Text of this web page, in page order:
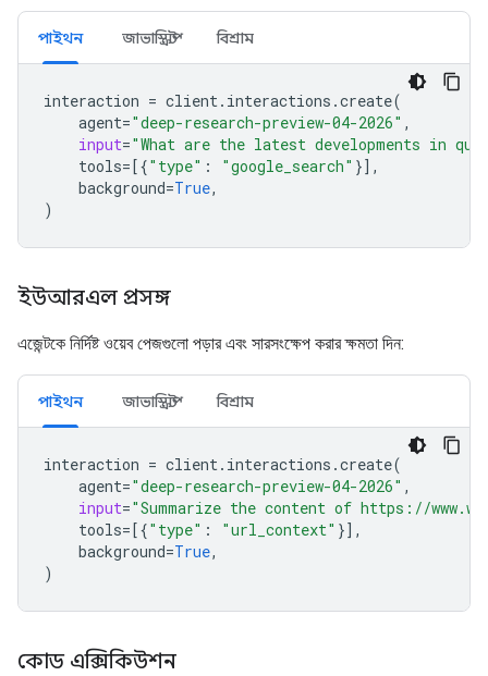
পাইথন জাভাস্ক্রিপ্ট বিশ্রাম
interaction = client. interactions .create(
agent="deep-research-preview-04-2026" ,
input="What are the latest developments in
tools=[{"type" : "google_search" }],
background=True,
)
ইউআরএল প্রসঙ্গ
এজেন্টকে নির্দিষ্ট ওয়েব পেজগুলো পড়ার এবং সারসংক্ষেপ করার ক্ষমতা দিন:
পাইথন জাভাস্ক্রিপ্ট বিশ্রাম
interaction = client. interactions .create(
agent="deep-research-preview-04-2026" ,
input="Summarize the content of https://
tools=[{"type" : "url_context" }],
background=True,
)
কোড এক্সিকিউশন